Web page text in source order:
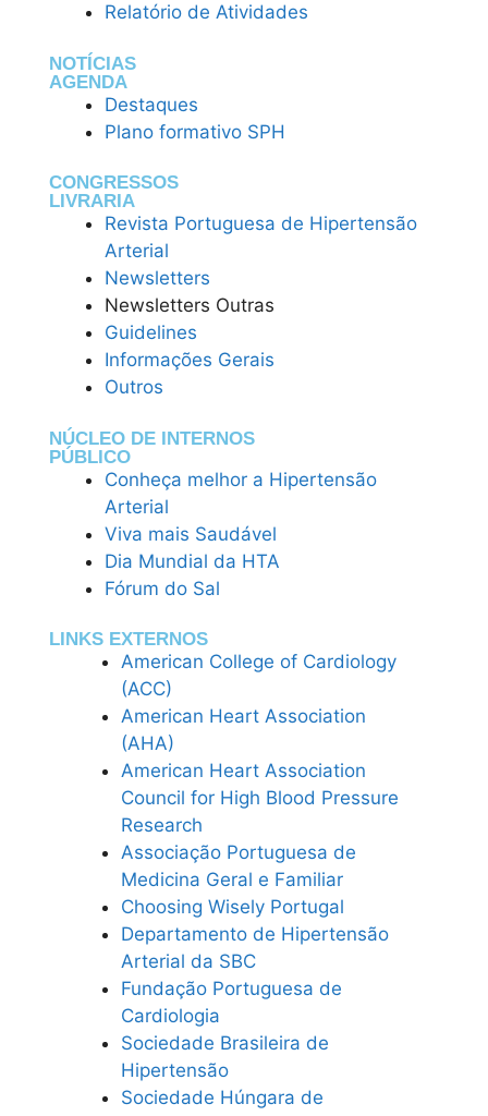
Relatório de Atividades
NOTÍCIAS
AGENDA
Destaques
Plano formativo SPH
CONGRESSOS
LIVRARIA
Revista Portuguesa de Hipertensão
Arterial
Newsletters
Newsletters Outras
Guidelines
Informações Gerais
Outros
NÚCLEO DE INTERNOS
PÚBLICO
Conheça melhor a Hipertensão
Arterial
Viva mais Saudável
Dia Mundial da HTA
Fórum do Sal
LINKS EXTERNOS
American College of Cardiology
(ACC)
American Heart Association
(AHA)
American Heart Association
Council for High Blood Pressure
Research
Associação Portuguesa de
Medicina Geral e Familiar
Choosing Wisely Portugal
Departamento de Hipertensão
Arterial da SBC
Fundação Portuguesa de
Cardiologia
Sociedade Brasileira de
Hipertensão
Sociedade Húngara de